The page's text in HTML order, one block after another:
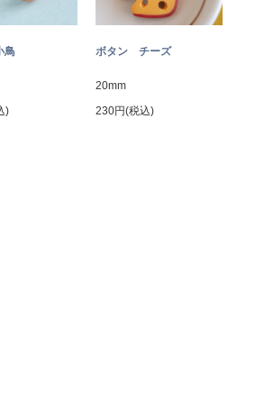
鳥
)
ボタン チーズ
20mm
230円(税込)